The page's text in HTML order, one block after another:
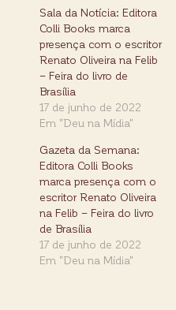
Sala da Notícia: Editora
Colli Books marca
presença com o escritor
Renato Oliveira na Felib
– Feira do livro de
Brasília
17 de junho de 2022
Em "Deu na Mídia"
Gazeta da Semana:
Editora Colli Books
marca presença com o
escritor Renato Oliveira
na Felib – Feira do livro
de Brasília
17 de junho de 2022
Em "Deu na Mídia"